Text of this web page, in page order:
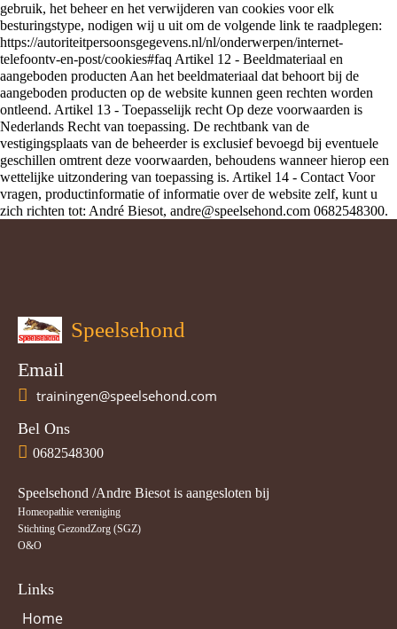
gebruik, het beheer en het verwijderen van cookies voor elk
besturingstype, nodigen wij u uit om de volgende link te raadplegen:
https://autoriteitpersoonsgegevens.nl/nl/onderwerpen/internet-
telefoontv-en-post/cookies#faq Artikel 12 - Beeldmateriaal en
aangeboden producten Aan het beeldmateriaal dat behoort bij de
aangeboden producten op de website kunnen geen rechten worden
ontleend. Artikel 13 - Toepasselijk recht Op deze voorwaarden is
Nederlands Recht van toepassing. De rechtbank van de
vestigingsplaats van de beheerder is exclusief bevoegd bij eventuele
geschillen omtrent deze voorwaarden, behoudens wanneer hierop een
wettelijke uitzondering van toepassing is. Artikel 14 - Contact Voor
vragen, productinformatie of informatie over de website zelf, kunt u
zich richten tot: André Biesot, andre@speelsehond.com 0682548300.
Speelsehond
Email
trainingen@speelsehond.com
Bel Ons
0682548300
Speelsehond /Andre Biesot is aangesloten bij
Homeopathie vereniging
Stichting GezondZorg (SGZ)
O&O
Links
Home